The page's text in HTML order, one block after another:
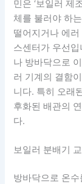
민은 ‘보일러 제
체를 불러야 하
떨어지거나 에
스센터가 우선
나 방바닥으로
러 기계의 결함
니다. 특히 오래
후화된 배관의
다.
보일러 분배기
방바닥으로 온